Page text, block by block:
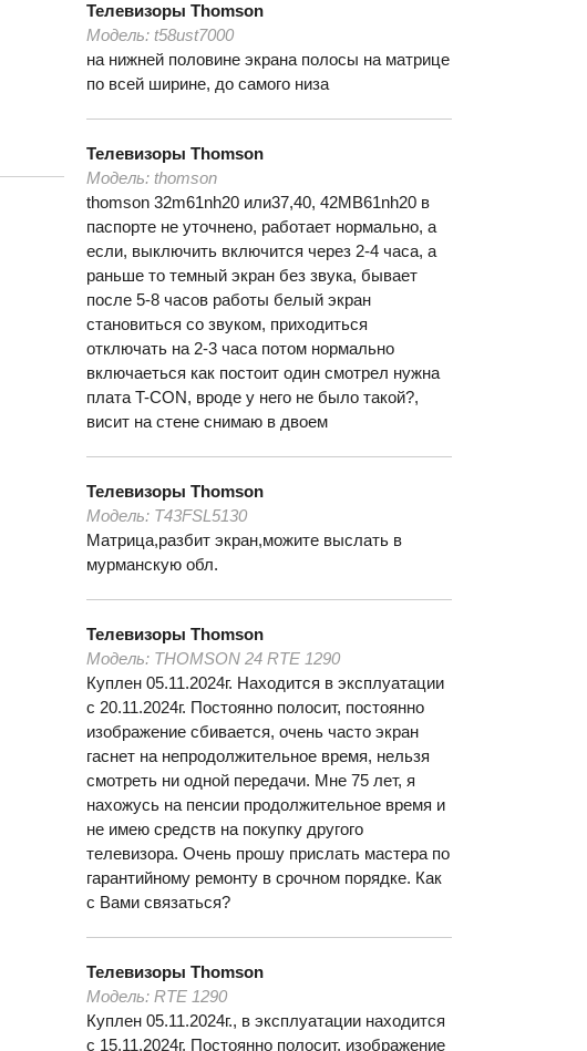
Телевизоры Thomson
Модель: t58ust7000
на нижней половине экрана полосы на матрице
по всей ширине, до самого низа
Телевизоры Thomson
Модель: thomson
thomson 32m61nh20 или37,40, 42MB61nh20 в
паспорте не уточнено, работает нормально, а
если, выключить включится через 2-4 часа, а
раньше то темный экран без звука, бывает
после 5-8 часов работы белый экран
становиться со звуком, приходиться
отключать на 2-3 часа потом нормально
включаеться как постоит один смотрел нужна
плата T-СON, вроде у него не было такой?,
висит на стене снимаю в двоем
Телевизоры Thomson
Модель: T43FSL5130
Матрица,разбит экран,можите выслать в
мурманскую обл.
Телевизоры Thomson
Модель: THOMSON 24 RTE 1290
Куплен 05.11.2024г. Находится в эксплуатации
с 20.11.2024г. Постоянно полосит, постоянно
изображение сбивается, очень часто экран
гаснет на непродолжительное время, нельзя
смотреть ни одной передачи. Мне 75 лет, я
нахожусь на пенсии продолжительное время и
не имею средств на покупку другого
телевизора. Очень прошу прислать мастера по
гарантийному ремонту в срочном порядке. Как
с Вами связаться?
Телевизоры Thomson
Модель: RTE 1290
Куплен 05.11.2024г., в эксплуатации находится
с 15.11.2024г. Постоянно полосит, изображение